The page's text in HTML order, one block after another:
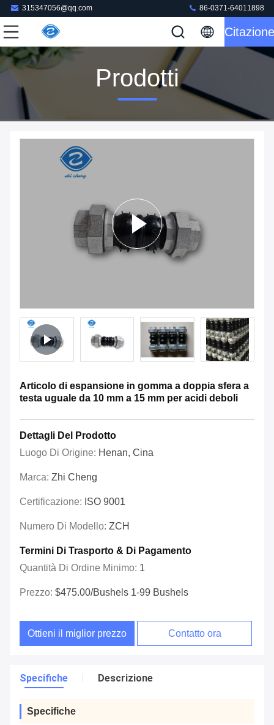
315347056@qq.com 86-0371-64011898
Citazione
Prodotti
Articolo di espansione in gomma a doppia sfera a
testa uguale da 10 mm a 15 mm per acidi deboli
Dettagli Del Prodotto
Luogo Di Origine: Henan, Cina
Marca: Zhi Cheng
Certificazione: ISO 9001
Numero Di Modello: ZCH
Termini Di Trasporto & Di Pagamento
Quantità Di Ordine Minimo: 1
Prezzo: $475.00/bushels 1-99 Bushels
Ottieni il miglior prezzo Contatto ora
Specifiche Descrizione
Specifiche